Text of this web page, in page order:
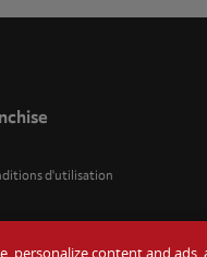
d'utilisation
personalize content and ads,